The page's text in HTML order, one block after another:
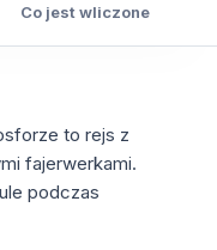
Co jest wliczone
to rejs z
fajerwerkami.
podczas